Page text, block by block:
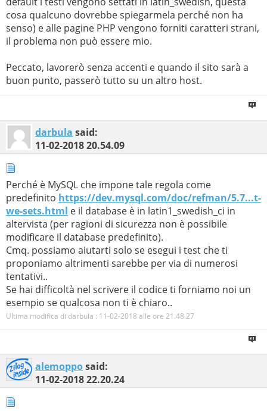
cosa qualcuno dovrebbe spiegarmela perché non ha
senso) e alle pagine PHP vengono forniti caratteri strani,
il problema non può essere mio.
Peccato, lavorerò senza accenti e quando il sito sarà a
buon punto, passerò tutto su un altro host.
darbula said:
11-02-201820.54.09
Perché è MySQL che impone tale regola come
predefinito https://dev.mysql.com/doc/refman/5.7...t-
we-sets.html e il database è in latin1_swedish_ci in
altervista (per ragioni di sicurezza non è possibile
modificare il database predefinito).
Cmq. possiamo aiutarti solo se esegui i test che ti
proponiamo altrimenti sarebbe per via di numerosi
tentativi..
Se hai difficoltà nel scrivere il codice ti forniamo noi un
esempio se qualcosa non ti è chiaro..
Ultima modifica di darbula : 11-02-2018 alle ore 21.48.27
alemopposaid:
11-02-201822.20.24